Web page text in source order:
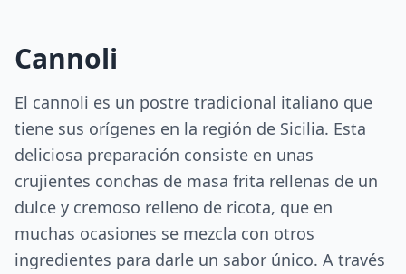
Cannoli
El cannoli es un postre tradicional italiano que
tiene sus orígenes en la región de Sicilia. Esta
deliciosa preparación consiste en unas
crujientes conchas de masa frita rellenas de un
dulce y cremoso relleno de ricota, que en
muchas ocasiones se mezcla con otros
ingredientes para darle un sabor único. A través